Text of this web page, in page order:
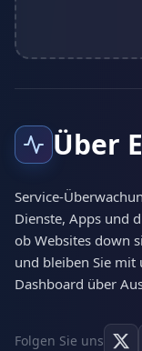
Über
Service-
Dienste, Apps und
ob Websites down
und bleiben Sie mit
Dashboard über
Folgen Sie uns